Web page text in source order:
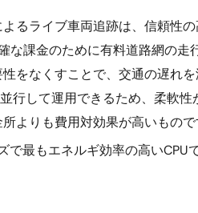
るライブ車両追跡は、信頼性の
な課金のために有料道路網の走
をなくすことで、交通の遅れを
行して運用できるため、柔軟性
よりも費用対効果が高いもので
で最もエネルギ効率の高いCPU